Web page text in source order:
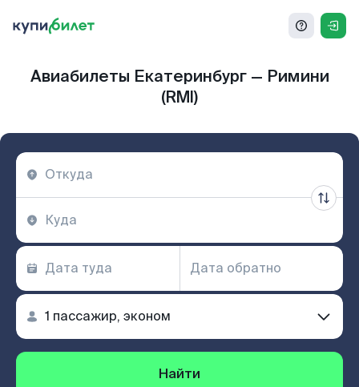
Авиабилеты Екатеринбург — Римини
(RMI)
Найти